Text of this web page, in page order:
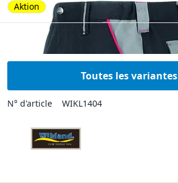
Aktion
Toutes les variantes
N° d'article WIKL1404